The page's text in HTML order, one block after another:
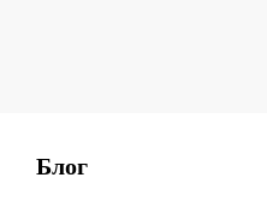
Блог